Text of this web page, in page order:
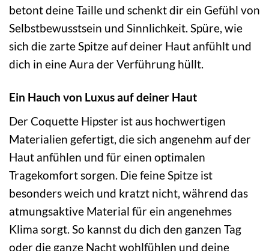
betont deine Taille und schenkt dir ein Gefühl von
Selbstbewusstsein und Sinnlichkeit. Spüre, wie
sich die zarte Spitze auf deiner Haut anfühlt und
dich in eine Aura der Verführung hüllt.
Ein Hauch von Luxus auf deiner Haut
Der Coquette Hipster ist aus hochwertigen
Materialien gefertigt, die sich angenehm auf der
Haut anfühlen und für einen optimalen
Tragekomfort sorgen. Die feine Spitze ist
besonders weich und kratzt nicht, während das
atmungsaktive Material für ein angenehmes
Klima sorgt. So kannst du dich den ganzen Tag
oder die ganze Nacht wohlfühlen und deine